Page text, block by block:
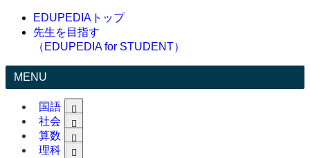
EDUPEDIAトップ
先生を目指す
（EDUPEDIA for STUDENT）
MENU
国語
社会
算数
理科